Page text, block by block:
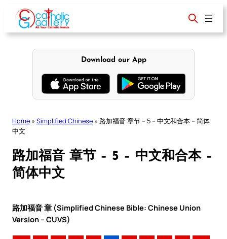
content
Download our App
Home » Simplified Chinese » 路加福音 章节 – 5 – 中文和合本 – 简体
中文
路加福音 章节 – 5 – 中文和合本 –
简体中文
路加福音 章 (Simplified Chinese Bible: Chinese Union
Version – CUVS)